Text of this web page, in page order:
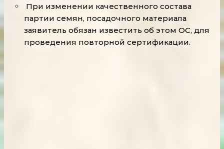
При изменении качественного состава
партии семян, посадочного материала
заявитель обязан известить об этом ОС, для
проведения повторной сертификации.